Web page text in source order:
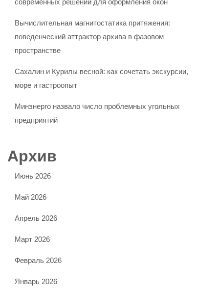
современных решений для оформления окон
Вычислительная магнитостатика притяжения:
поведенческий аттрактор архива в фазовом
пространстве
Сахалин и Курилы весной: как сочетать экскурсии,
море и гастроопыт
Минэнерго назвало число проблемных угольных
предприятий
Архив
Июнь 2026
Май 2026
Апрель 2026
Март 2026
Февраль 2026
Январь 2026